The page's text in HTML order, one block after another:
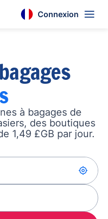
Connexion
à bagages de
des boutiques
1,49 £GB par jour.